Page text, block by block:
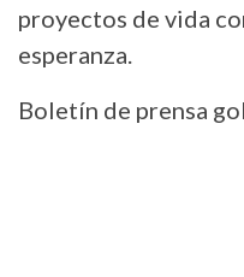
proyectos de vida
esperanza.
Boletín de prensa